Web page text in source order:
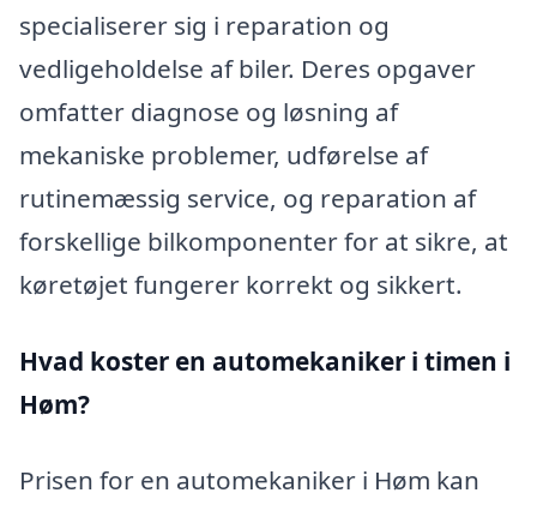
specialiserer sig i reparation og
vedligeholdelse af biler. Deres opgaver
omfatter diagnose og løsning af
mekaniske problemer, udførelse af
rutinemæssig service, og reparation af
forskellige bilkomponenter for at sikre, at
køretøjet fungerer korrekt og sikkert.
Hvad koster en automekaniker i timen i
Høm?
Prisen for en automekaniker i Høm kan